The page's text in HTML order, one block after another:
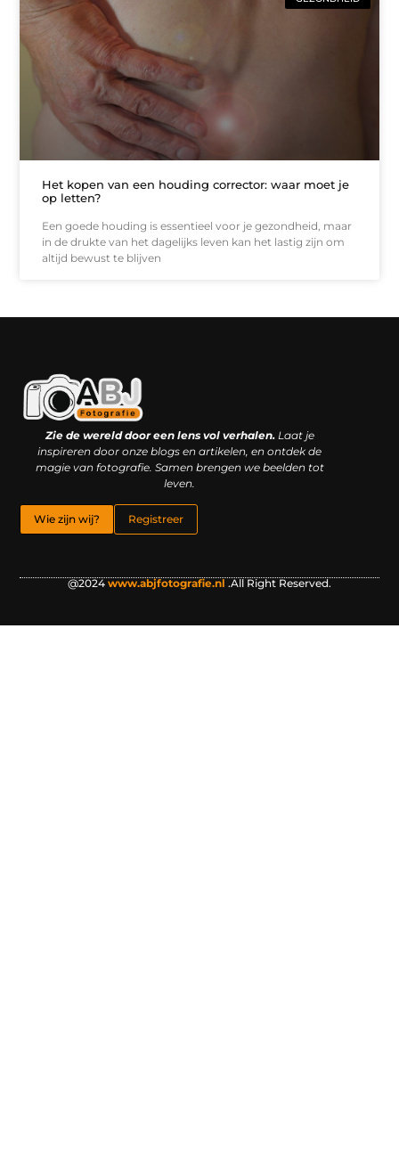
Het kopen van een houding corrector: waar moet je
op letten?
Een goede houding is essentieel voor je gezondheid, maar
in de drukte van het dagelijks leven kan het lastig zijn om
altijd bewust te blijven
Zie de wereld door een lens vol verhalen.Laat je
inspireren door onze blogs en artikelen, en ontdek de
magie van fotografie. Samen brengen we beelden tot
leven.
Wie zijn wij? Registreer
@2024 www.abjfotografie.nl .All Right Reserved.